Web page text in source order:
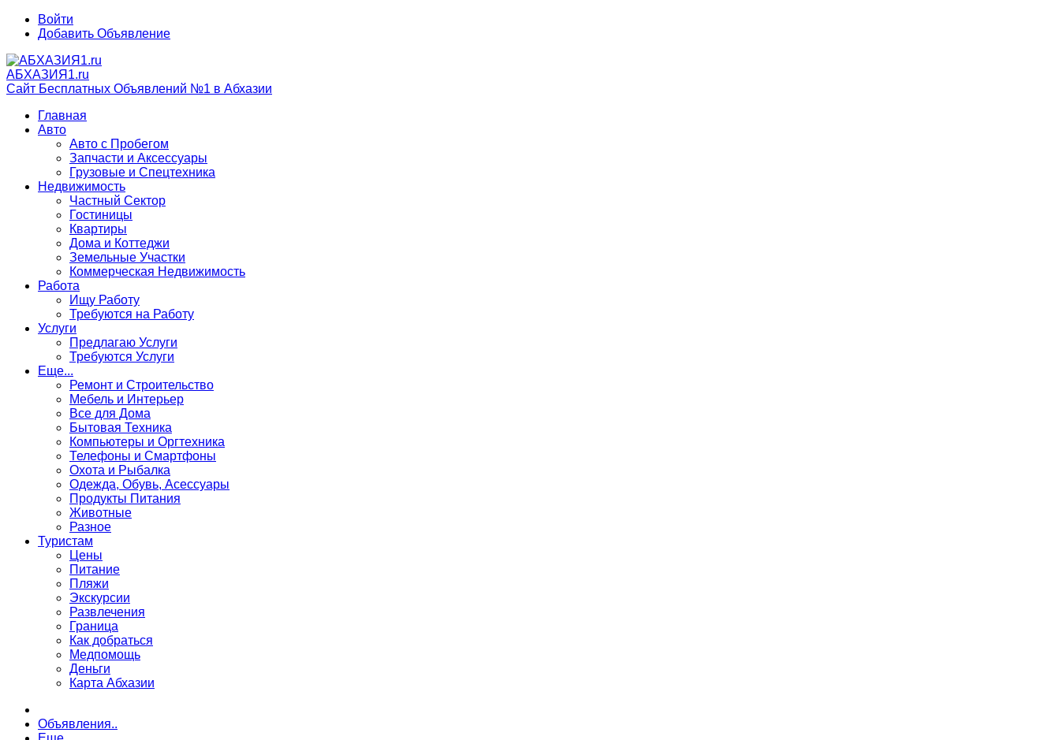
Войти
Добавить Объявление
АБХАЗИЯ1.ru
Сайт Бесплатных Объявлений №1 в Абхазии
Главная
Авто
Авто с Пробегом
Запчасти и Аксессуары
Грузовые и Спецтехника
Недвижимость
Частный Сектор
Гостиницы
Квартиры
Дома и Коттеджи
Земельные Участки
Коммерческая Недвижимость
Работа
Ищу Работу
Требуются на Работу
Услуги
Предлагаю Услуги
Требуются Услуги
Еще...
Ремонт и Строительство
Мебель и Интерьер
Все для Дома
Бытовая Техника
Компьютеры и Оргтехника
Телефоны и Смартфоны
Охота и Рыбалка
Одежда, Обувь, Асессуары
Продукты Питания
Животные
Разное
Туристам
Цены
Питание
Пляжи
Экскурсии
Развлечения
Граница
Как добраться
Медпомощь
Деньги
Карта Абхазии
Объявления..